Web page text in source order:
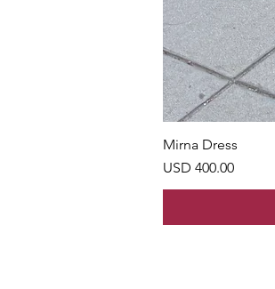
Mirna Dress
Precio
USD 400.00